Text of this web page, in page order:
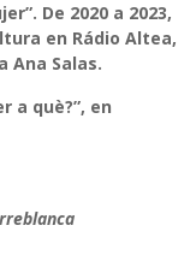
De 2020 a 2023,
en Rádio Altea,
Ana Salas.
a què?”, en